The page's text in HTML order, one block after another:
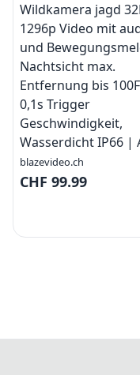
Wildkamera jagd
1296p Video mit
und
Nachtsicht max.
Entfernung bis
0,1s Trigger
Geschwindigkeit,
Wasserdicht IP66 |
blazevideo.ch
CHF 99.99